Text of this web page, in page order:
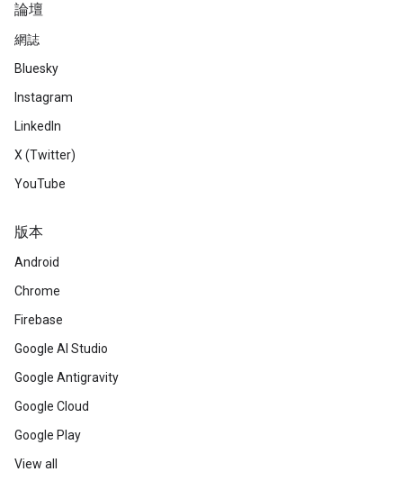
論壇
網誌
Bluesky
Instagram
LinkedIn
X (Twitter)
YouTube
版本
Android
Chrome
Firebase
Google AI Studio
Google Antigravity
Google Cloud
Google Play
View all